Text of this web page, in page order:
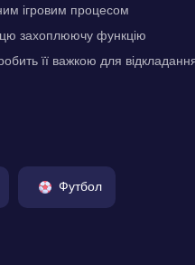
ігровим процесом
цю захоплюючу функцію
її важкою для
Футбол